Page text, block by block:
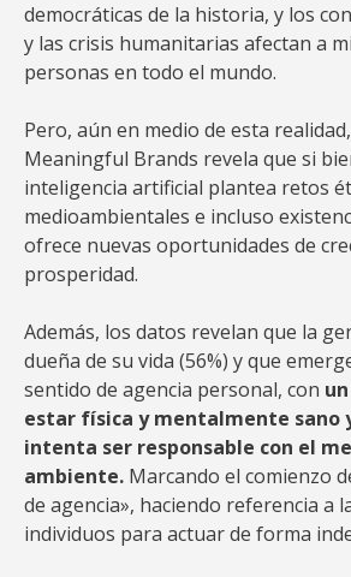
democráticas de la historia, y los
y las crisis humanitarias afectan a
personas en todo el mundo.
Pero, aún en medio de esta
Meaningful Brands revela que si
inteligencia artificial plantea retos
medioambientales e incluso
ofrece nuevas oportunidades de
prosperidad.
Además, los datos revelan que la
dueña de su vida (56%) y que
sentido de agencia personal, con
estar física y mentalmente sano
intenta ser responsable con el
ambiente. Marcando el comienzo
de agencia», haciendo referencia a
individuos para actuar de forma